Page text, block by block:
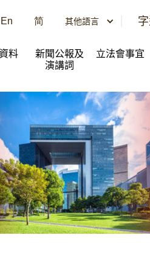
En 简 其他語言
料
新聞公報及
演講詞
立法會事宜